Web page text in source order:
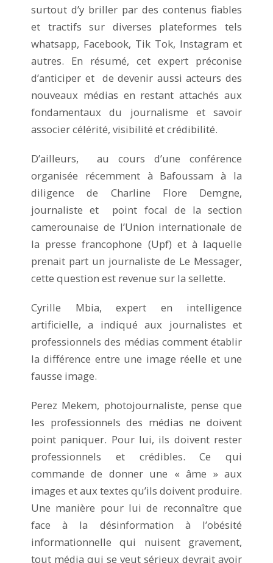
surtout d’y briller par des contenus fiables
et tractifs sur diverses plateformes tels
whatsapp, Facebook, Tik Tok, Instagram et
autres. En résumé, cet expert préconise
d’anticiper et de devenir aussi acteurs des
nouveaux médias en restant attachés aux
fondamentaux du journalisme et savoir
associer célérité, visibilité et crédibilité.
D’ailleurs, au cours d’une conférence
organisée récemment à Bafoussam à la
diligence de Charline Flore Demgne,
journaliste et point focal de la section
camerounaise de l’Union internationale de
la presse francophone (Upf) et à laquelle
prenait part un journaliste de Le Messager,
cette question est revenue sur la sellette.
Cyrille Mbia, expert en intelligence
artificielle, a indiqué aux journalistes et
professionnels des médias comment établir
la différence entre une image réelle et une
fausse image.
Perez Mekem, photojournaliste, pense que
les professionnels des médias ne doivent
point paniquer. Pour lui, ils doivent rester
professionnels et crédibles. Ce qui
commande de donner une « âme » aux
images et aux textes qu’ils doivent produire.
Une manière pour lui de reconnaître que
face à la désinformation à l’obésité
informationnelle qui nuisent gravement,
tout média qui se veut sérieux devrait avoir